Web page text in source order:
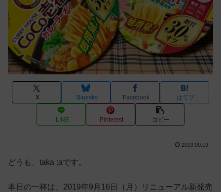
X Bluesky Facebook はてブ
LINE Pinterest コピー
2019.09.19
どうも、taka :aです。
本日の一杯は、2019年9月16日（月）リニューアル新発売